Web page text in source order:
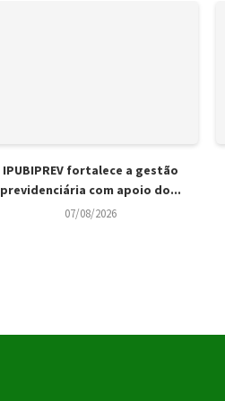
IPUBIPREV fortalece a gestão
previdenciária com apoio do...
07/08/2026